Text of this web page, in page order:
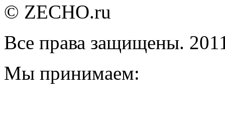
© ZECHO.ru
Все права защищены.
Мы принимаем: